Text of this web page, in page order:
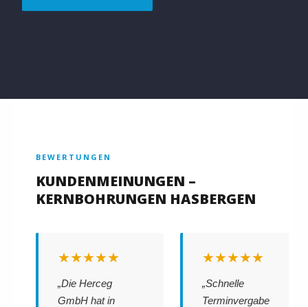
BEWERTUNGEN
KUNDENMEINUNGEN –
KERNBOHRUNGEN HASBERGEN
★★★★★
„Die Herceg
GmbH hat in
★★★★★
„Schnelle
Terminvergabe